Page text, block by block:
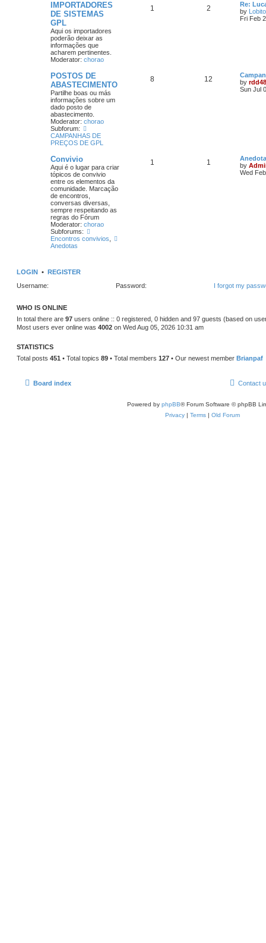
IMPORTADORES
DE SISTEMAS
GPL
Aqui os importadores
poderão deixar as
informações que
acharem pertinentes.
Moderator: chorao
1 2
Re:
by Lobito
Fri Feb
POSTOS DE
ABASTECIMENTO
Partilhe boas ou más
informações sobre um
dado posto de
abastecimento.
Moderator: chorao
Subforum:
CAMPANHAS DE
PREÇOS DE GPL
8 12
by
Sun Jul
Convivio
Aqui é o lugar para criar
tópicos de convivio
entre os elementos da
comunidade. Marcação
de encontros,
conversas diversas,
sempre respeitando as
regras do Fórum
Moderator: chorao
Subforums:
Encontros convivios
Anedotas
1 1
by
Wed
LOGIN • REGISTER
Username:
Password: I forgot my
WHO IS ONLINE
In total there are 97 users online :: 0 registered, 0 hidden and 97 guests (based on
Most users ever online was 4002 on Wed Aug 05, 2026 10:31 am
STATISTICS
Total posts 451 • Total topics 89 • Total members 127 • Our newest member Brianpaf
Board index Contact
Powered by phpBB® Forum Software © phpBB
Privacy| Terms| Old Forum